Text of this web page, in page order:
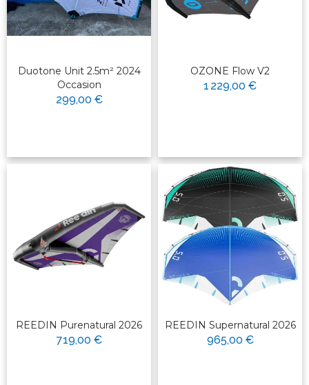
Duotone Unit 2.5m² 2024
Occasion
299,00 €
OZONE Flow V2
1 229,00 €
REEDIN Purenatural 2026
719,00 €
REEDIN Supernatural 2026
965,00 €